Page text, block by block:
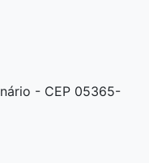
- CEP 05365-